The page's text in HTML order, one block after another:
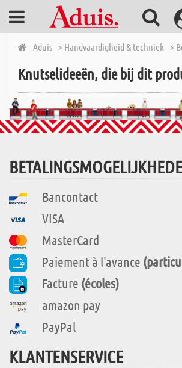
Aduis > Handvaardigheid & techniek >
Knutselideeën, die bij dit
Bancontact
VISA
MasterCard
Paiement à l'avance
Facture (écoles)
amazon pay
PayPal
KLANTENSERVICE